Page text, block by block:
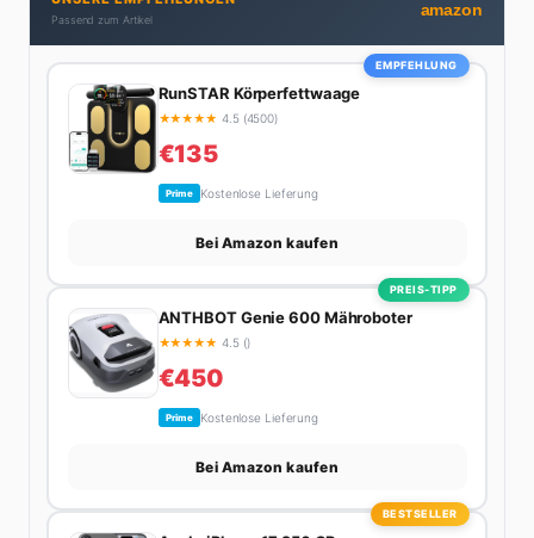
Minimum), Podcast-Hörerin und verbringt ihre
Wochenenden am liebsten in der Natur oder auf dem
Passend zum Artikel
amazon
EMPFEHLUNG
RunSTAR Körperfettwaage
★★★★★ 4.5 (4500)
€135
Prime Kostenlose Lieferung
Bei Amazon kaufen
PREIS-TIPP
ANTHBOT Genie 600 Mähroboter
★★★★★ 4.5 ()
€450
Prime Kostenlose Lieferung
Bei Amazon kaufen
BESTSELLER